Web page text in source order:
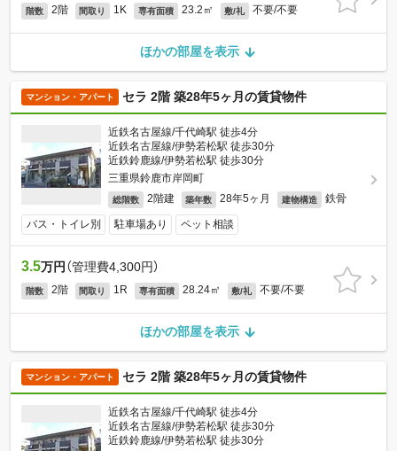
階数 2階 間取り 1K 専有面積 23.2㎡ 敷/礼 不要/不要
ほかの部屋を表示
マンション・アパート セラ 2階 築28年5ヶ月の賃貸物件
近鉄名古屋線/千代崎駅 徒歩4分
近鉄名古屋線/伊勢若松駅 徒歩30分
近鉄鈴鹿線/伊勢若松駅 徒歩30分
三重県鈴鹿市岸岡町
総階数 2階建 築年数 28年5ヶ月 建物構造 鉄骨
バス・トイレ別 駐車場あり ペット相談
3.5万円 （管理費4,300円）
階数 2階 間取り 1R 専有面積 28.24㎡ 敷/礼 不要/不要
ほかの部屋を表示
マンション・アパート セラ 2階 築28年5ヶ月の賃貸物件
近鉄名古屋線/千代崎駅 徒歩4分
近鉄名古屋線/伊勢若松駅 徒歩30分
近鉄鈴鹿線/伊勢若松駅 徒歩30分